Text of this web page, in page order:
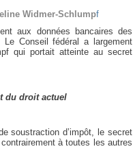
Widmer-Schlumpf
aux données bancaires des
Conseil fédéral a largement
qui portait atteinte au secret
du droit actuel
soustraction d’impôt, le secret
à toutes les autres